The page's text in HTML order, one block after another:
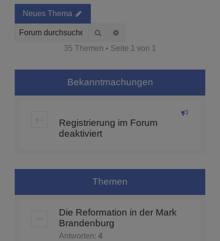
Neues Thema
Suche
35 Themen • Seite 1 von 1
Bekanntmachungen
Registrierung im Forum
deaktiviert
Themen
Die Reformation in der Mark
Brandenburg
Antworten: 4